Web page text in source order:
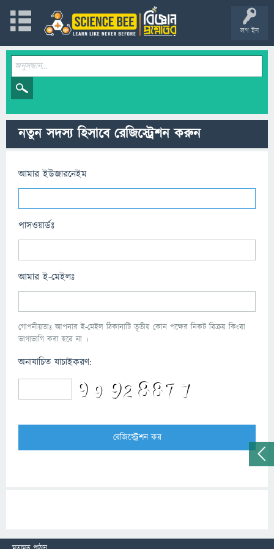
লগ ইন
নতুন সদস্য হিসাবে রেজিস্ট্রেশন করুন
আমার ইউজারনেইম
পাসওয়ার্ডঃ
আমার ই-মেইলঃ
গোপনীয়তাঃ আপনার ই-মেইল ঠিকানাটি তৃতীয় কোন পক্ষের নিকট বিক্রয় কিংবা
ভাগাভাগি করা হবে না ।
অনাযাচিত যাচাইকরণ: